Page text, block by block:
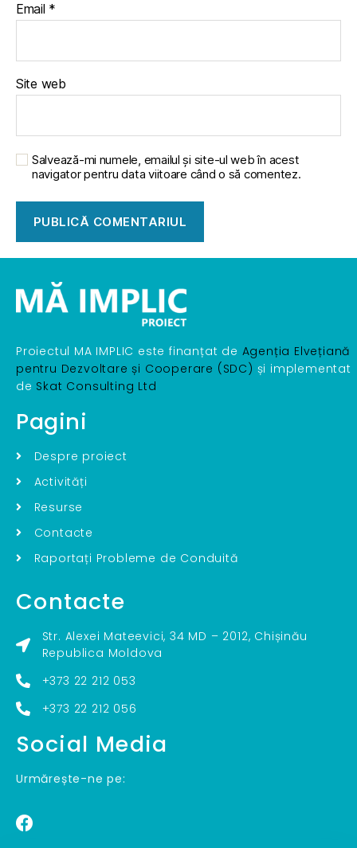
Email *
Site web
Salvează-mi numele, emailul și site-ul web în acest
navigator pentru data viitoare când o să comentez.
Proiectul MA IMPLIC este finanțat de Agenția Elvețiană
pentru Dezvoltare și Cooperare (SDC) și implementat
de Skat Consulting Ltd
Pagini
Despre proiect
Activități
Resurse
Contacte
Raportați Probleme de Conduită
Contacte
Str. Alexei Mateevici, 34 MD – 2012, Chișinău
Republica Moldova
+373 22 212 053
+373 22 212 056
Social Media
Urmărește-ne pe: